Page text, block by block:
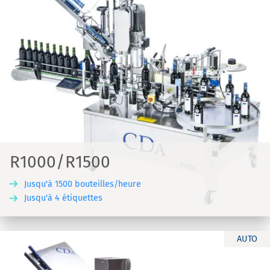
R1000/R1500
Jusqu'à 1500 bouteilles/heure
Jusqu'à 4 étiquettes
AUTO